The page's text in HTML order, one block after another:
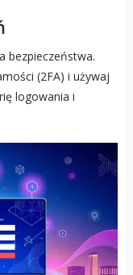
bezpieczeństwa.
(2FA) i używaj
logowania i